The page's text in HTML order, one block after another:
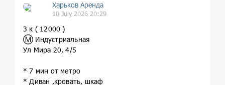
Харьков Аренда
10 July 2026 20:29
3 к ( 12000 )
Ⓜ️ Индустриальная
Ул Мира 20, 4/5
* 7 мин от метро
* Диван ,кровать, шкаф